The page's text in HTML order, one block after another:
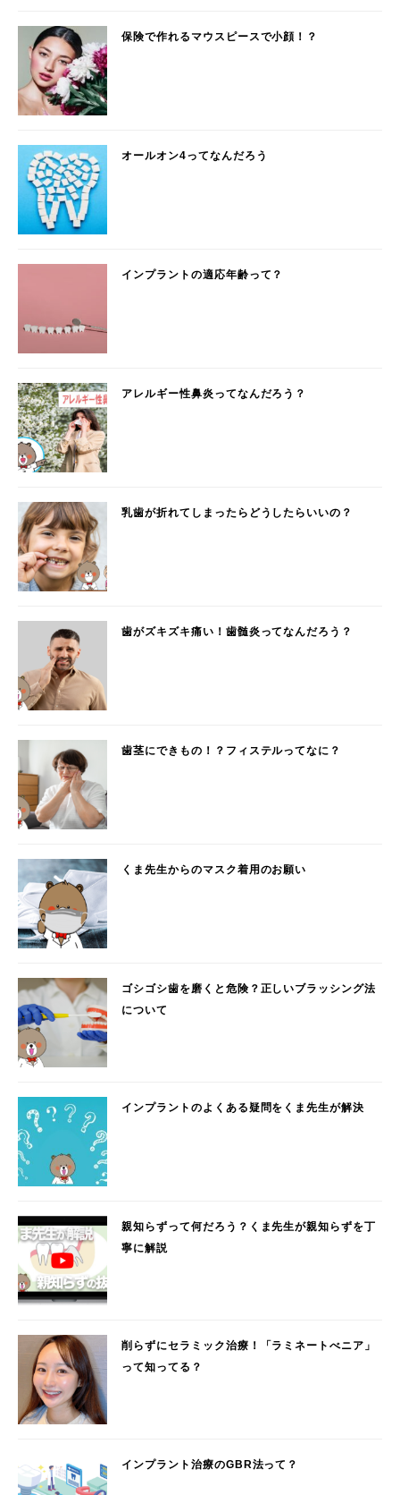
保険で作れるマウスピースで小顔！？
オールオン4ってなんだろう
インプラントの適応年齢って？
アレルギー性鼻炎ってなんだろう？
乳歯が折れてしまったらどうしたらいいの？
歯がズキズキ痛い！歯髄炎ってなんだろう？
歯茎にできもの！？フィステルってなに？
くま先生からのマスク着用のお願い
ゴシゴシ歯を磨くと危険？正しいブラッシング法
について
インプラントのよくある疑問をくま先生が解決
親知らずって何だろう？くま先生が親知らずを丁
寧に解説
削らずにセラミック治療！「ラミネートべニア」
って知ってる？
インプラント治療のGBR法って？